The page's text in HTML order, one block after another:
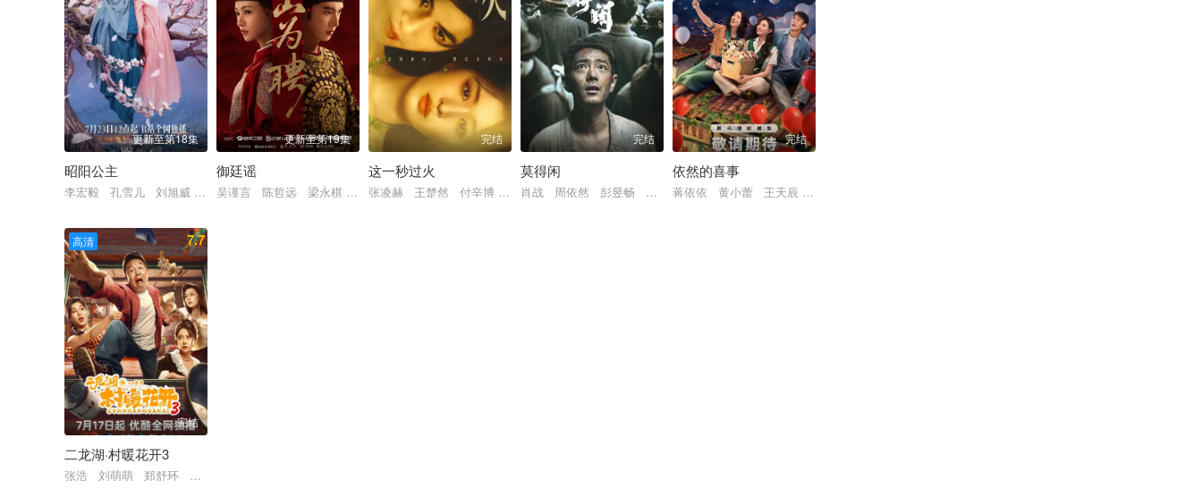
更新至第18集
昭阳公主
李宏毅 孔雪儿 刘旭威 林小宅
更新至第19集
御廷谣
吴谨言 陈哲远 梁永棋 赵昭仪 张南 郭品超 盛一伦 吴岱融 黄祖鑫 宋麒
完结
这一秒过火
张凌赫 王楚然 付辛博 徐振轩 鹤秋 王籽苏 胡杏儿 沙宝亮 吴莫愁 毛孩 鹿骐
完结
莫得闲
肖战 周依然 彭昱畅 甘昀宸 许君聪 刘昊然 阿如那 严知度 杨新鸣 周思羽 祖峰 廖凡 尹正
完结
依然的喜事
蒋依依 黄小蕾 王天辰 李依晓 吕昀峰 石杭鹭 彭雅琦 张粟 刘亚津 宗峰岩
高清 7.7
完结
二龙湖·村暖花开3
张浩 刘萌萌 郑舒环 穆乐恩 郭铁城 黄晓娟 来喜 张洪杰 李勤勤